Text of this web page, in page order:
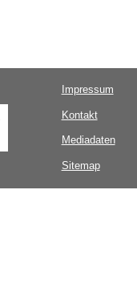
Impressum
Kontakt
Mediadaten
Sitemap